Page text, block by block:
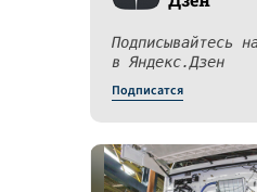
Подписывайтесь
в Яндекс.Дзен
Подписатся